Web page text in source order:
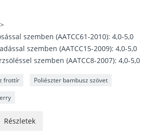
szemben (AATCC61-2010): 4,0-5,0
szemben (AATCC15-2009): 4,0-5,0
szemben (AATCC8-2007): 4,0-5,0
frottír Poliészter bambusz szövet
Részletek